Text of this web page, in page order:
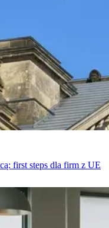
first steps dla firm z UE